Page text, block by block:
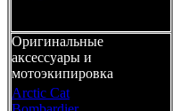
Оригинальные
аксессуары и
мотоэкипировка
Arctic Cat